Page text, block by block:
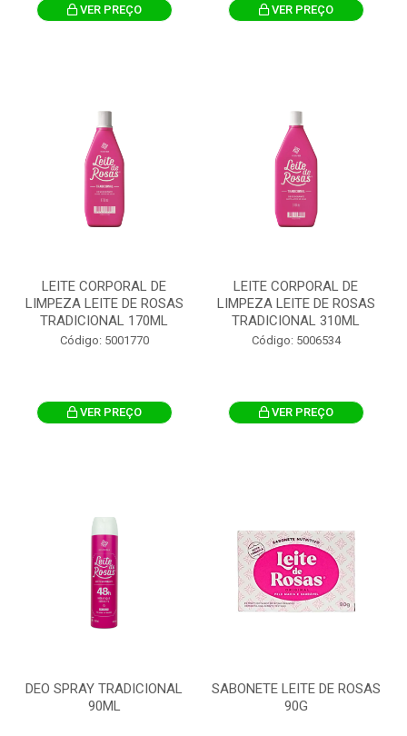
VER PREÇO VER PREÇO
LEITE CORPORAL DE
LIMPEZA LEITE DE ROSAS
TRADICIONAL 170ML
Código: 5001770
VER PREÇO
LEITE CORPORAL DE
LIMPEZA LEITE DE ROSAS
TRADICIONAL 310ML
Código: 5006534
VER PREÇO
DEO SPRAY TRADICIONAL
90ML
SABONETE LEITE DE ROSAS
90G